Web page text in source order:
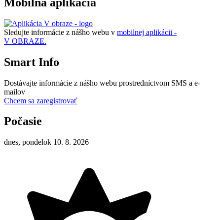
Sledujte informácie z nášho webu v mobilnej aplikácii -
V OBRAZE.
Smart Info
Dostávajte informácie z nášho webu prostredníctvom SMS a e-
mailov
Chcem sa zaregistrovať
Počasie
dnes, pondelok 10. 8. 2026